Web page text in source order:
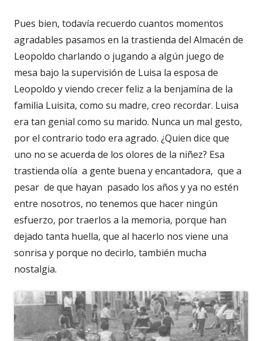
Pues bien, todavía recuerdo cuantos momentos
agradables pasamos en la trastienda del Almacén de
Leopoldo charlando o jugando a algún juego de
mesa bajo la supervisión de Luisa la esposa de
Leopoldo y viendo crecer feliz a la benjamína de la
familia Luisita, como su madre, creo recordar. Luisa
era tan genial como su marido. Nunca un mal gesto,
por el contrario todo era agrado. ¿Quien dice que
uno no se acuerda de los olores de la niñez? Esa
trastienda olía a gente buena y encantadora, que a
pesar de que hayan pasado los años y ya no estén
entre nosotros, no tenemos que hacer ningún
esfuerzo, por traerlos a la memoria, porque han
dejado tanta huella, que al hacerlo nos viene una
sonrisa y porque no decirlo, también mucha
nostalgia.